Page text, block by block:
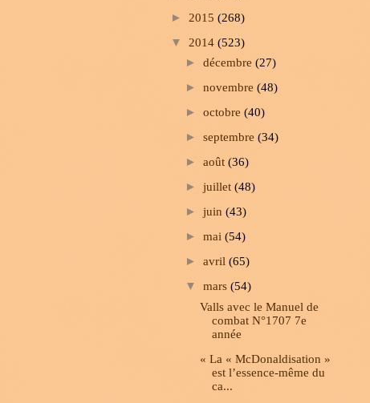
► 2015 (268)
▼ 2014 (523)
► décembre (27)
► novembre (48)
► octobre (40)
► septembre (34)
► août (36)
► juillet (48)
► juin (43)
► mai (54)
► avril (65)
▼ mars (54)
Valls avec le Manuel de
combat N°1707 7e
année
« La « McDonaldisation »
est l’essence-même du
ca...